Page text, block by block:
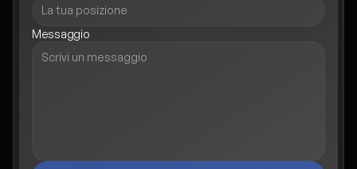
Messaggio